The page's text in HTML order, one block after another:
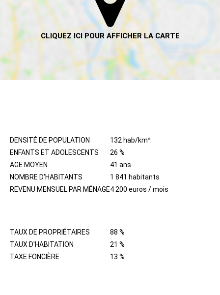
DENSITÉ DE POPULATION
132 hab/km²
ENFANTS ET ADOLESCENTS
26 %
AGE MOYEN
41 ans
NOMBRE D'HABITANTS
1 841 habitants
REVENU MENSUEL PAR MÉNAGE4 200 euros / mois
TAUX DE PROPRIÉTAIRES
88 %
TAUX D'HABITATION
21 %
TAXE FONCIÈRE
13 %